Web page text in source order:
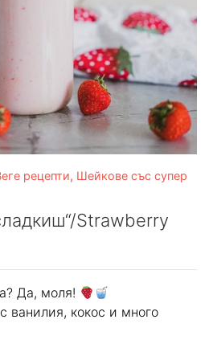
рецепти, Шейкове със супер
Strawberry
Да, моля!
ванилия, кокос и много